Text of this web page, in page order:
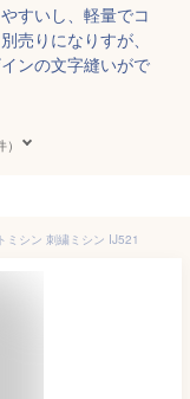
すいし、軽量でコ
売りになりすが、
ンの文字縫いがで
ミシン 刺繍ミシン IJ521